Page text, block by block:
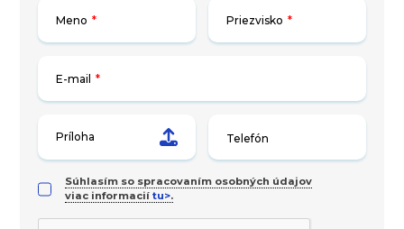
Meno * Priezvisko *
E-mail *
Príloha
Súhlasím so spracovaním osobných údajov
viac informaciítu>.